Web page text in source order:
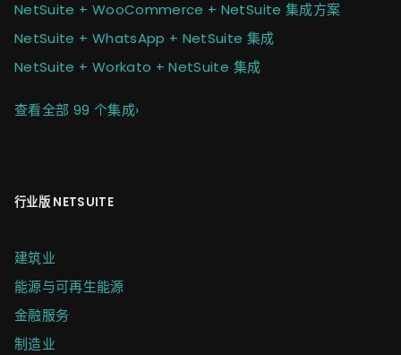
NetSuite + WooCommerce + NetSuite 集成方案
NetSuite + WhatsApp + NetSuite 集成
NetSuite + Workato + NetSuite 集成
查看全部 99 个集成›
行业版 NETSUITE
建筑业
能源与可再生能源
金融服务
制造业